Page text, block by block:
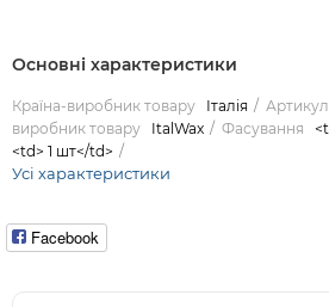
Основні характеристики
Країна-виробник товару Італія Артикул
виробник товару
ItalWax Фасування
<td> 1 шт</td>
Усі характеристики
Facebook